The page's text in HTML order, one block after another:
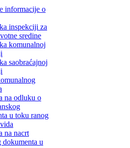
informacije o
inspekciji za
sredine
komunalnoj
saobraćajnoj
na odluku o
u toku ranog
na nacrt
dokumenta u